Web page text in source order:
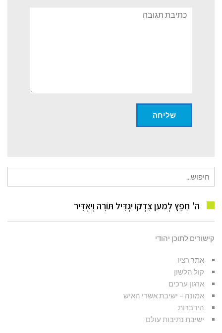
תגובה
עבור:
ה' חָפֵץ לְמַעַן צִדְקוֹ יַגְדִּיל תּוֹרָה וְיַאְדִּיר
קישורים לתוכן יהודי
אתר רציו
קול הלשון
ארגון ערכים
אמונה – ישיבת אשרי האיש
הידברות
ישיבת נתיבות עולם